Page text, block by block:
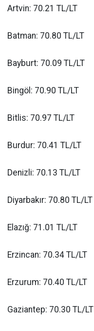
Artvin: 70.21 TL/LT
Batman: 70.80 TL/LT
Bayburt: 70.09 TL/LT
Bingöl: 70.90 TL/LT
Bitlis: 70.97 TL/LT
Burdur: 70.41 TL/LT
Denizli: 70.13 TL/LT
Diyarbakır: 70.80 TL/LT
Elazığ: 71.01 TL/LT
Erzincan: 70.34 TL/LT
Erzurum: 70.40 TL/LT
Gaziantep: 70.30 TL/LT